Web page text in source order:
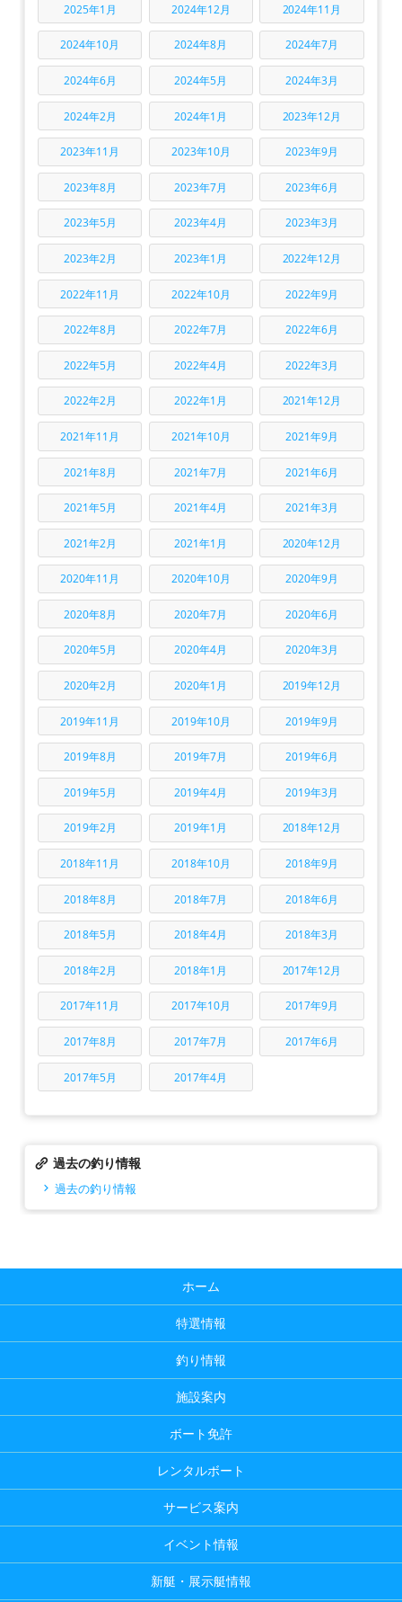
2025年1月 2024年12月 2024年11月
2024年10月 2024年8月 2024年7月
2024年6月 2024年5月 2024年3月
2024年2月 2024年1月 2023年12月
2023年11月 2023年10月 2023年9月
2023年8月 2023年7月 2023年6月
2023年5月 2023年4月 2023年3月
2023年2月 2023年1月 2022年12月
2022年11月 2022年10月 2022年9月
2022年8月 2022年7月 2022年6月
2022年5月 2022年4月 2022年3月
2022年2月 2022年1月 2021年12月
2021年11月 2021年10月 2021年9月
2021年8月 2021年7月 2021年6月
2021年5月 2021年4月 2021年3月
2021年2月 2021年1月 2020年12月
2020年11月 2020年10月 2020年9月
2020年8月 2020年7月 2020年6月
2020年5月 2020年4月 2020年3月
2020年2月 2020年1月 2019年12月
2019年11月 2019年10月 2019年9月
2019年8月 2019年7月 2019年6月
2019年5月 2019年4月 2019年3月
2019年2月 2019年1月 2018年12月
2018年11月 2018年10月 2018年9月
2018年8月 2018年7月 2018年6月
2018年5月 2018年4月 2018年3月
2018年2月 2018年1月 2017年12月
2017年11月 2017年10月 2017年9月
2017年8月 2017年7月 2017年6月
2017年5月 2017年4月
過去の釣り情報
過去の釣り情報
ホーム
特選情報
釣り情報
施設案内
ボート免許
レンタルボート
サービス案内
イベント情報
新艇・展示艇情報